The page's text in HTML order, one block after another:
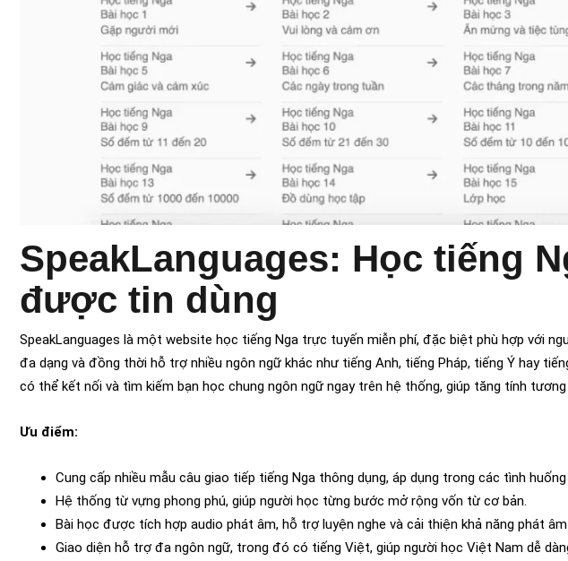
SpeakLanguages: Học tiếng
được tin dùng
SpeakLanguages là một website học tiếng Nga trực tuyến miễn phí, đặc biệt phù hợp với
đa dạng và đồng thời hỗ trợ nhiều ngôn ngữ khác như tiếng Anh, tiếng Pháp, tiếng Ý hay
có thể kết nối và tìm kiếm bạn học chung ngôn ngữ ngay trên hệ thống, giúp tăng tính
Ưu điểm:
Cung cấp nhiều mẫu câu giao tiếp tiếng Nga thông dụng, áp dụng trong các tình
Hệ thống từ vựng phong phú, giúp người học từng bước mở rộng vốn từ cơ bản.
Bài học được tích hợp audio phát âm, hỗ trợ luyện nghe và cải thiện khả năng phát
Giao diện hỗ trợ đa ngôn ngữ, trong đó có tiếng Việt, giúp người học Việt Nam dễ